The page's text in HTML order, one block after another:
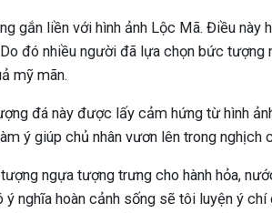
gắn liền với hình ảnh Lộc Mã. Điều này
đó nhiều người đã lựa chọn bức tượng
mỹ mãn.
đá này được lấy cảm hứng từ hình
ý giúp chủ nhân vươn lên trong nghịch
ngựa tượng trưng cho hành hỏa,
ý nghĩa hoàn cảnh sống sẽ tôi luyện ý